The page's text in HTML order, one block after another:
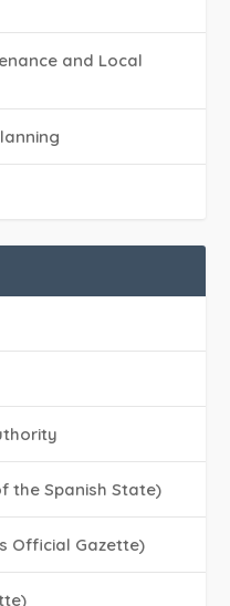
and Local
the Spanish State)
Official Gazette)